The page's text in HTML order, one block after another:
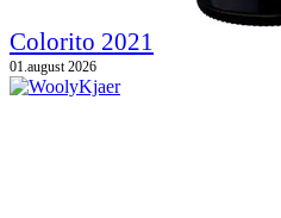
Colorito 2021
01.august 2026